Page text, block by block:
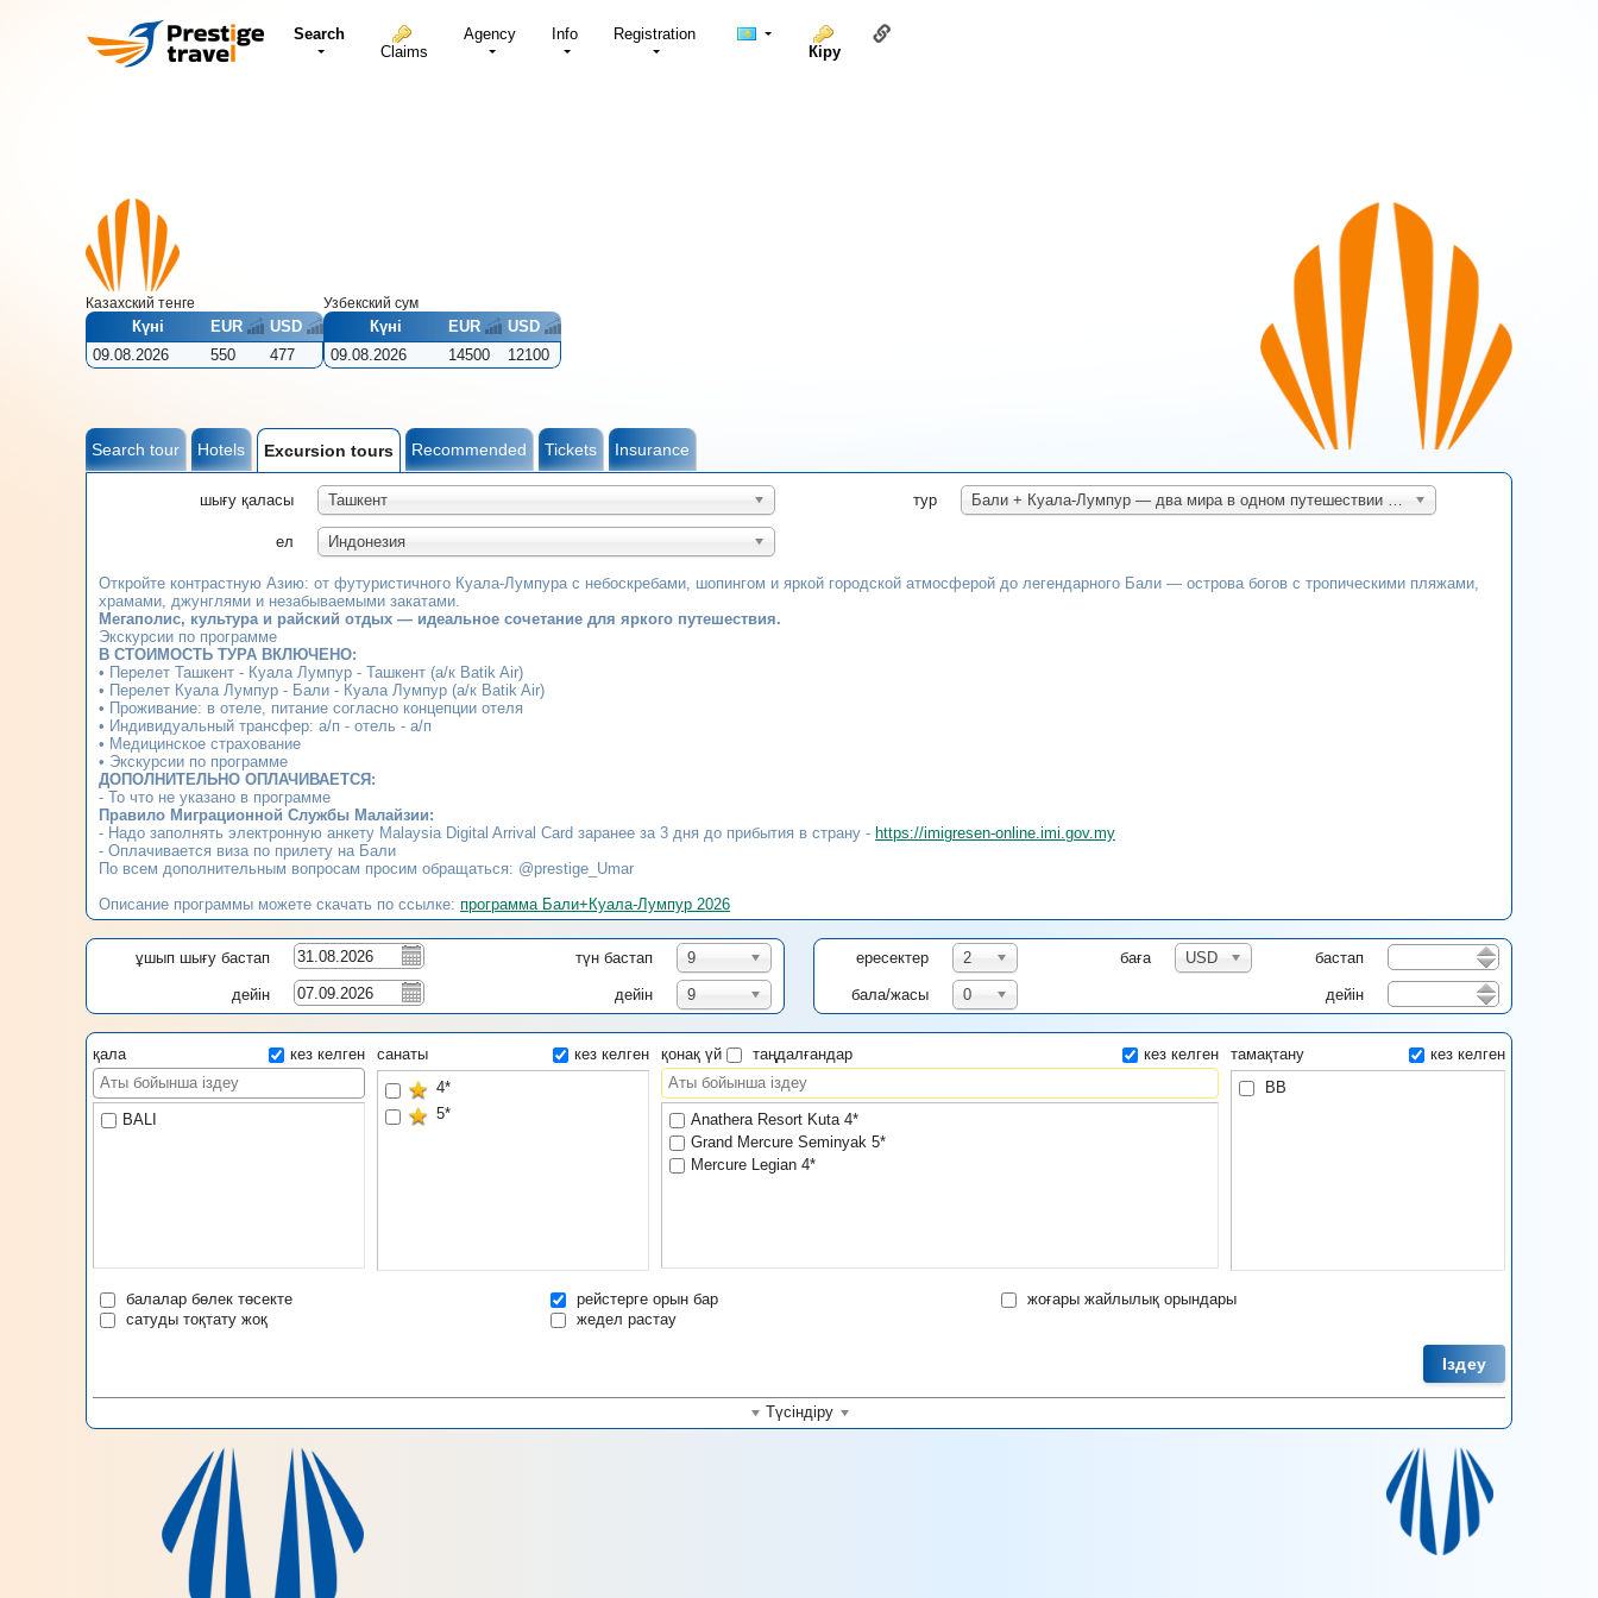
Search
Claims
Agency Info
Registration
Кіру
Казахский тенге
Күні EUR
USD
09.08.2026
550 477
Узбекcкий сум
Күні EUR
USD
09.08.2026
14500 12100
Search tour Hotels Excursion tours Recommended Tickets Insurance
шығу қаласы Ташкент
ел Индонезия
тур Бали + Куала-Лумпур — два мира в одном путешествии (а/к Batik Air)
Откройте контрастную Азию: от футуристичного Куала-Лумпура с небоскребами, шопингом и яркой городской атмосферой до легендарного Бали — острова богов с тропическими пляжами,
храмами, джунглями и незабываемыми закатами.
Мегаполис, культура и райский отдых — идеальное сочетание для яркого путешествия.
Экскурсии по программе
В СТОИМОСТЬ ТУРА ВКЛЮЧЕНО:
• Перелет Ташкент - Куала Лумпур - Ташкент (а/к Batik Air)
• Перелет Куала Лумпур - Бали - Куала Лумпур (а/к Batik Air)
• Проживание: в отеле, питание согласно концепции отеля
• Индивидуальный трансфер: а/п - отель - а/п
• Медицинское страхование
• Экскурсии по программе
ДОПОЛНИТЕЛЬНО ОПЛАЧИВАЕТСЯ:
- То что не указано в программе
Правило Миграционной Службы Малайзии:
- Надо заполнять электронную анкету Malaysia Digital Arrival Card заранее за 3 дня до прибытия в страну - https://imigresen-online.imi.gov.my
- Оплачивается виза по прилету на Бали
По всем дополнительным вопросам просим обращаться: @prestige_Umar
Описание программы можете скачать по ссылке: программа Бали+Куала-Лумпур 2026
ұшып шығу бастап түн бастап 9
дейін дейін 9
ересектер 2 баға USD бастап
бала/жасы 0 дейін
қала кез келген
BALI
санаты
кез келген
4*
5*
қонақ үй таңдалғандар кез келген
Anathera Resort Kuta 4*
Grand Mercure Seminyak 5*
Mercure Legian 4*
тамақтану
кез келген
BB
балалар бөлек төсекте рейстерге орын бар
жоғары жайлылық орындары
сатуды тоқтату жоқ
жедел растау
Іздеу
Түсіндіру